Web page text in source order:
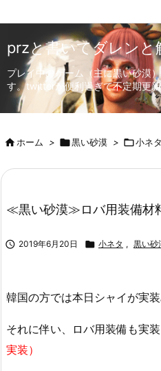
przと書いてダレンと
プレイ中のゲーム（主に黒い砂漠
す。twitterが便利過ぎて不定期更
ホーム > 黒い砂漠 > 小ネタ
≪黒い砂漠≫ロバ用装備材
 2019年6月20日  小ネタ , 黒い砂
韓国の方では本日シャイが実装
それに伴い、ロバ用装備も実
実装）